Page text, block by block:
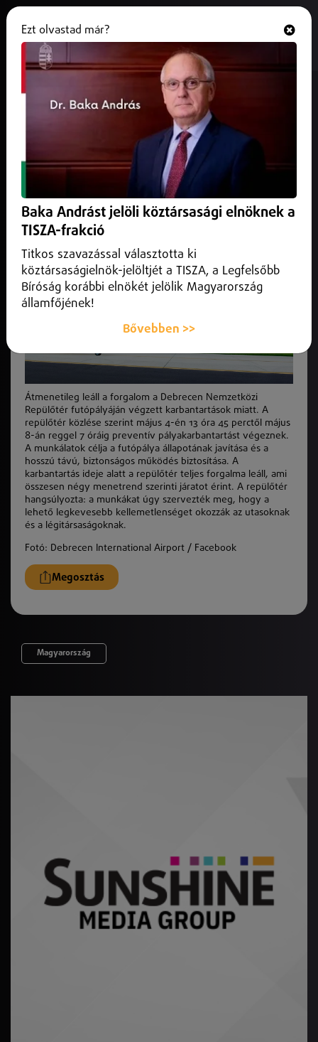
Ideiglenesen leáll a debreceni
repülőtér forgalma
2026. április 25.Debrecen
Átmenetileg leáll a forgalom a Debrecen Nemzetközi
Átmenetileg leáll a forgalom a Debrecen Nemzetközi
Repülőtér futópályáján végzett karbantartások miatt. A
repülőtér közlése szerint május 4-én 13 óra 45 perctől május
8-án reggel 7 óráig preventív pályakarbantartást végeznek.
A munkálatok célja a futópálya állapotának javítása és a
hosszú távú, biztonságos működés biztosítása. A
karbantartás ideje alatt a repülőtér teljes forgalma leáll, ami
összesen négy menetrend szerinti járatot érint. A repülőtér
hangsúlyozta: a munkákat úgy szervezték meg, hogy a
lehető legkevesebb kellemetlenséget okozzák az utasoknak
és a légitársaságoknak.
Fotó: Debrecen International Airport / Facebook
Megosztás
Magyarország
Ezt olvastad már?
Baka Andrást jelöli köztársasági elnöknek a
TISZA-frakció
Titkos szavazással választotta ki
köztársaságielnök-jelöltjét a TISZA, a Legfelsőbb
Bíróság korábbi elnökét jelölik Magyarország
államfőjének!
Bővebben >>